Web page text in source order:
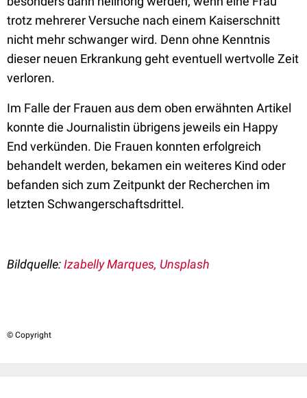
trotz mehrerer Versuche nach einem Kaiserschnitt
nicht mehr schwanger wird. Denn ohne Kenntnis
dieser neuen Erkrankung geht eventuell wertvolle Zeit
verloren.
Im Falle der Frauen aus dem oben erwähnten Artikel
konnte die Journalistin übrigens jeweils ein Happy
End verkünden. Die Frauen konnten erfolgreich
behandelt werden, bekamen ein weiteres Kind oder
befanden sich zum Zeitpunkt der Recherchen im
letzten Schwangerschaftsdrittel.
Bildquelle:Izabelly Marques, Unsplash
© Copyright